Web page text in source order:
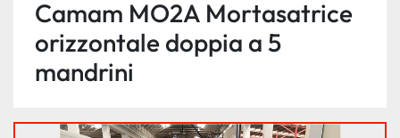
Camam MO2A Mortasatrice
orizzontale doppia a 5
mandrini